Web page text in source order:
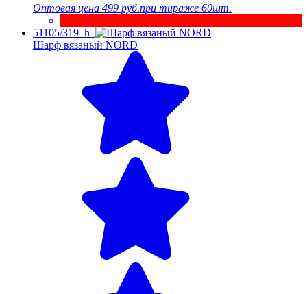
Оптовая цена 499 руб.при тираже 60шт.
51105/319_h
Шарф вязаный NORD